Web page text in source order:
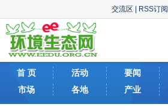
交流区 RSS订阅
首 页 活动 要闻
市场
各地 产业